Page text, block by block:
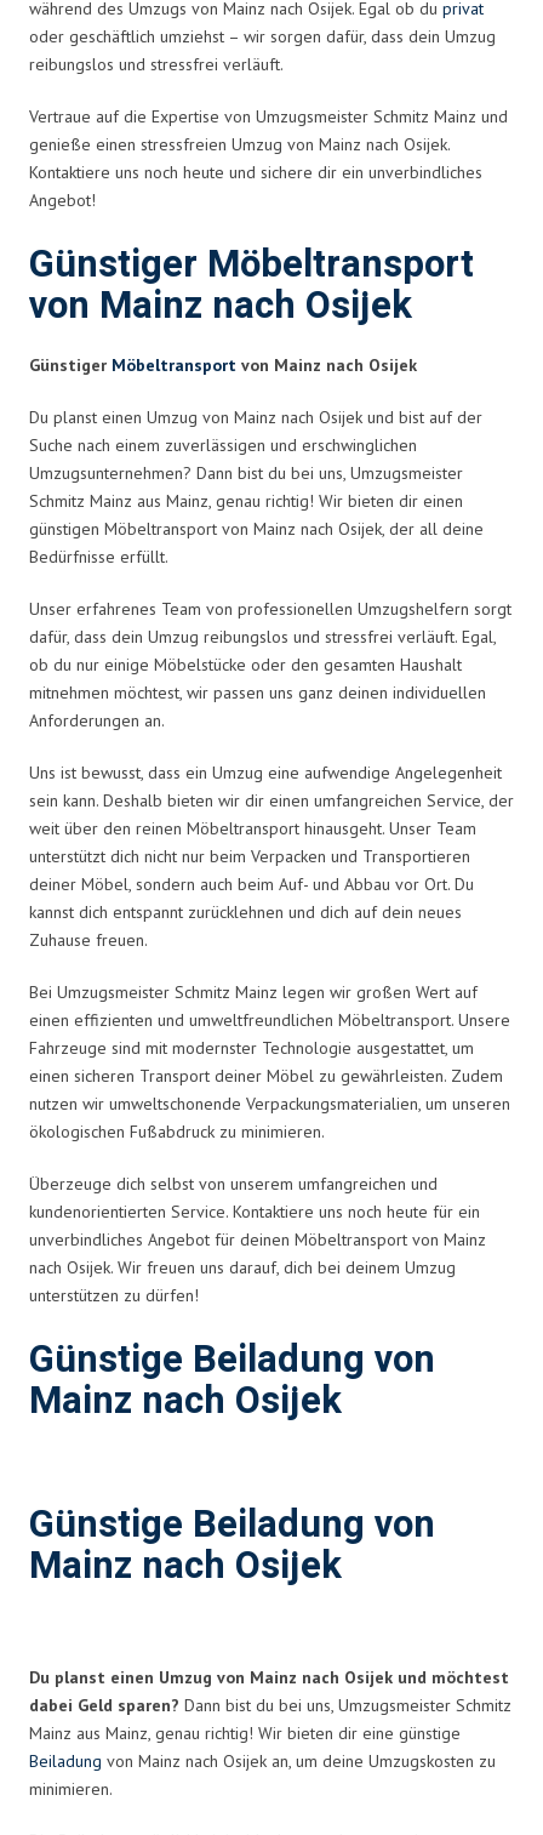
während des Umzugs von Mainz nach Osijek. Egal ob du privat
oder geschäftlich umziehst – wir sorgen dafür, dass dein Umzug
reibungslos und stressfrei verläuft.
Vertraue auf die Expertise von Umzugsmeister Schmitz Mainz und
genieße einen stressfreien Umzug von Mainz nach Osijek.
Kontaktiere uns noch heute und sichere dir ein unverbindliches
Angebot!
Günstiger Möbeltransport
von Mainz nach Osijek
Günstiger Möbeltransport von Mainz nach Osijek
Du planst einen Umzug von Mainz nach Osijek und bist auf der
Suche nach einem zuverlässigen und erschwinglichen
Umzugsunternehmen? Dann bist du bei uns, Umzugsmeister
Schmitz Mainz aus Mainz, genau richtig! Wir bieten dir einen
günstigen Möbeltransport von Mainz nach Osijek, der all deine
Bedürfnisse erfüllt.
Unser erfahrenes Team von professionellen Umzugshelfern sorgt
dafür, dass dein Umzug reibungslos und stressfrei verläuft. Egal,
ob du nur einige Möbelstücke oder den gesamten Haushalt
mitnehmen möchtest, wir passen uns ganz deinen individuellen
Anforderungen an.
Uns ist bewusst, dass ein Umzug eine aufwendige Angelegenheit
sein kann. Deshalb bieten wir dir einen umfangreichen Service, der
weit über den reinen Möbeltransport hinausgeht. Unser Team
unterstützt dich nicht nur beim Verpacken und Transportieren
deiner Möbel, sondern auch beim Auf- und Abbau vor Ort. Du
kannst dich entspannt zurücklehnen und dich auf dein neues
Zuhause freuen.
Bei Umzugsmeister Schmitz Mainz legen wir großen Wert auf
einen effizienten und umweltfreundlichen Möbeltransport. Unsere
Fahrzeuge sind mit modernster Technologie ausgestattet, um
einen sicheren Transport deiner Möbel zu gewährleisten. Zudem
nutzen wir umweltschonende Verpackungsmaterialien, um unseren
ökologischen Fußabdruck zu minimieren.
Überzeuge dich selbst von unserem umfangreichen und
kundenorientierten Service. Kontaktiere uns noch heute für ein
unverbindliches Angebot für deinen Möbeltransport von Mainz
nach Osijek. Wir freuen uns darauf, dich bei deinem Umzug
unterstützen zu dürfen!
Günstige Beiladung von
Mainz nach Osijek
Günstige Beiladung von
Mainz nach Osijek
Du planst einen Umzug von Mainz nach Osijek und möchtest
dabei Geld sparen? Dann bist du bei uns, Umzugsmeister Schmitz
Mainz aus Mainz, genau richtig! Wir bieten dir eine günstige
Beiladung von Mainz nach Osijek an, um deine Umzugskosten zu
minimieren.